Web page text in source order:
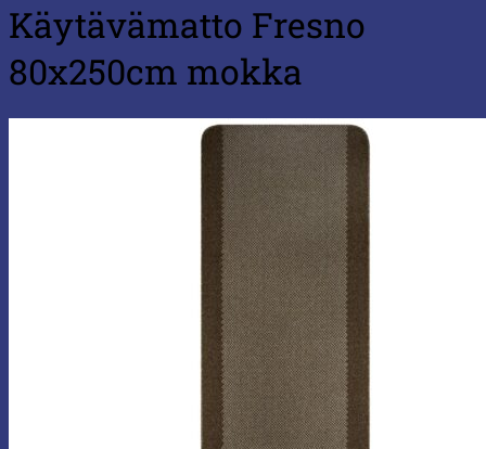
Käytävämatto Fresno
80x250cm mokka